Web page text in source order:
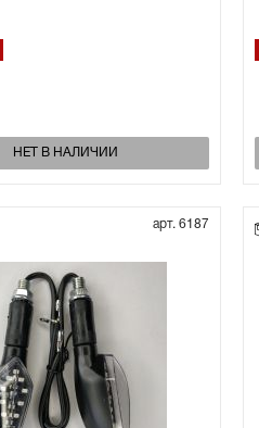
НЕТ В НАЛИЧИИ
арт. 6187